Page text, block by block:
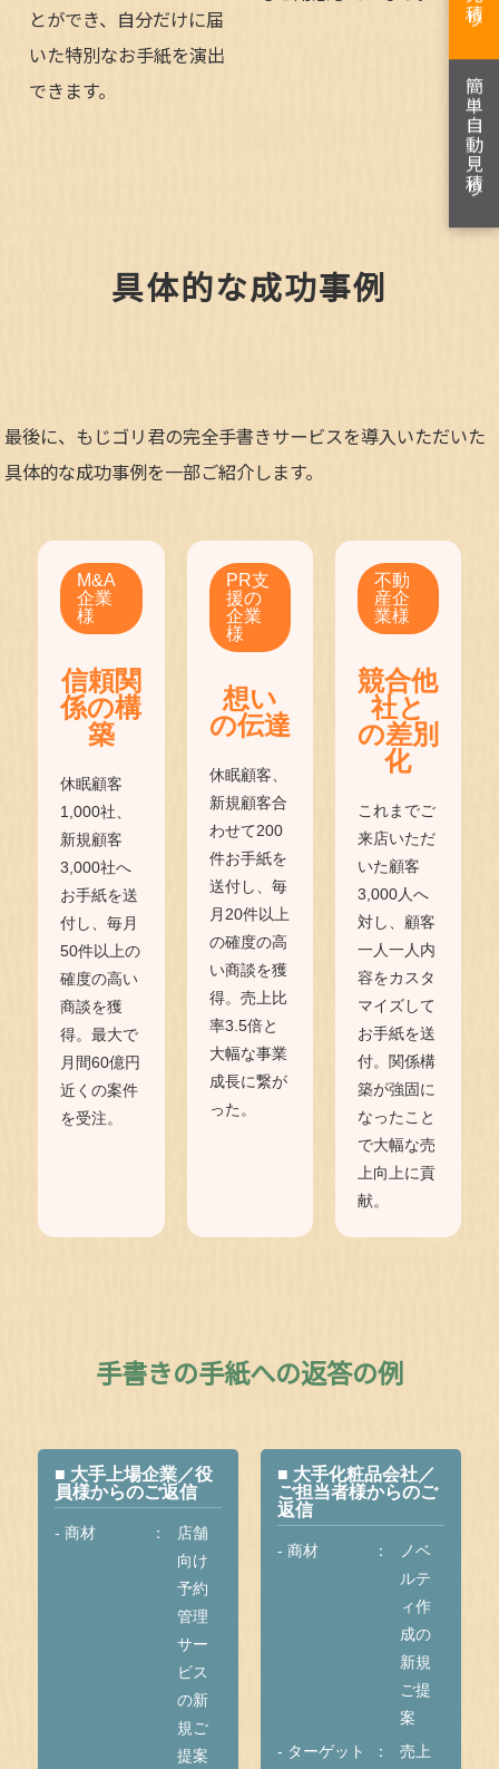
とができ、自分だけに届
いた特別なお手紙を演出
できます。
具体的な成功事例
最後に、もじゴリ君の完全手書きサービスを導入いただいた
具体的な成功事例を一部ご紹介します。
M&A
企業
様
信頼関
係の構
築
休眠顧客
1,000社、
新規顧客
3,000社へ
お手紙を送
付し、毎月
50件以上の
確度の高い
商談を獲
得。最大で
月間60億円
近くの案件
を受注。
PR支
援の
企業
様
想い
の伝達
休眠顧客、
新規顧客合
わせて200
件お手紙を
送付し、毎
月20件以上
の確度の高
い商談を獲
得。売上比
率3.5倍と
大幅な事業
成長に繋が
った。
不動
産企
業様
競合他
社と
の差別
化
これまでご
来店いただ
いた顧客
3,000人へ
対し、顧客
一人一人内
容をカスタ
マイズして
お手紙を送
付。関係構
築が強固に
なったこと
で大幅な売
上向上に貢
献。
手書きの手紙への返答の例
■ 大手上場企業／役
員様からのご返信
- 商材
店舗
向け
予約
管理
サー
ビス
の新
規ご
提案
■ 大手化粧品会社／
ご担当者様からのご
返信
- 商材
ノベ
ルテ
ィ作
成の
新規
ご提
案
- ターゲット
売上
簡単自動見積り